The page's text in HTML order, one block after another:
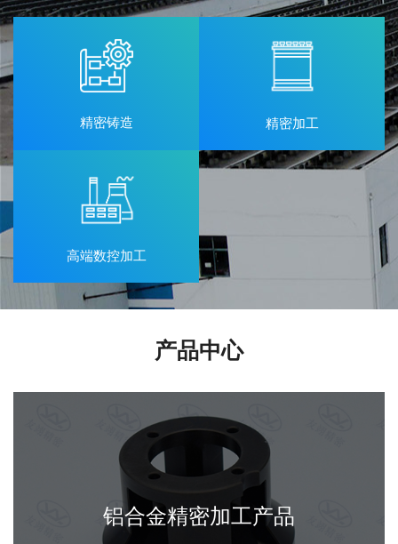
精密铸造 精密加工
高端数控加工
产品中心
铝合金精密加工产品